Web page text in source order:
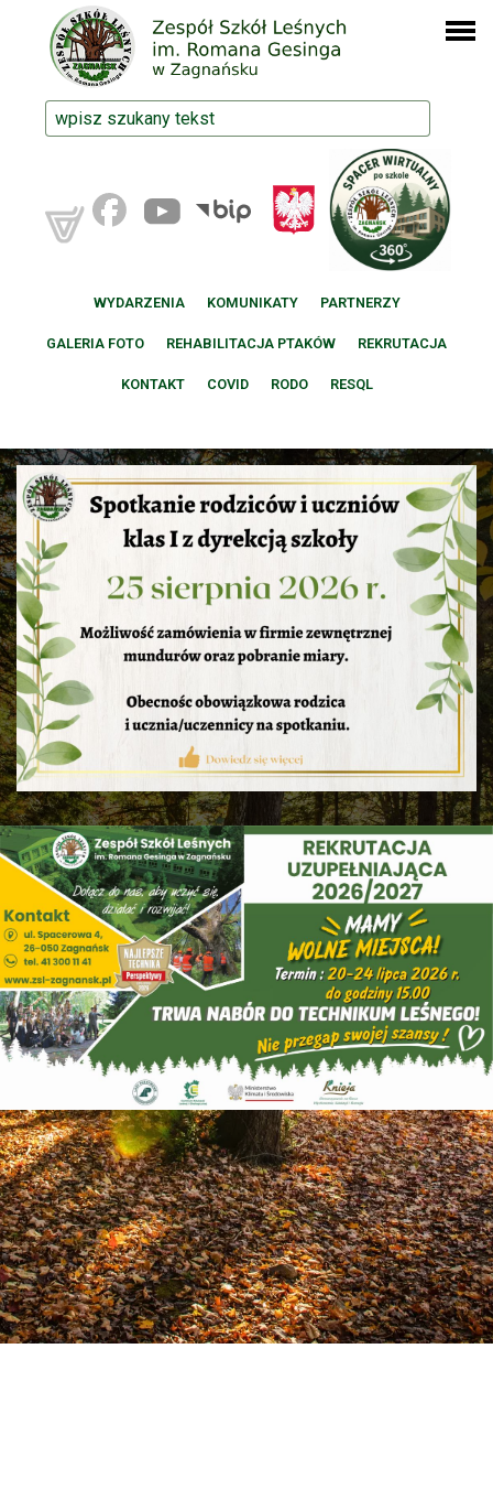
WYDARZENIA KOMUNIKATY PARTNERZY
GALERIA FOTO REHABILITACJA PTAKÓW REKRUTACJA
KONTAKT COVID RODO RESQL